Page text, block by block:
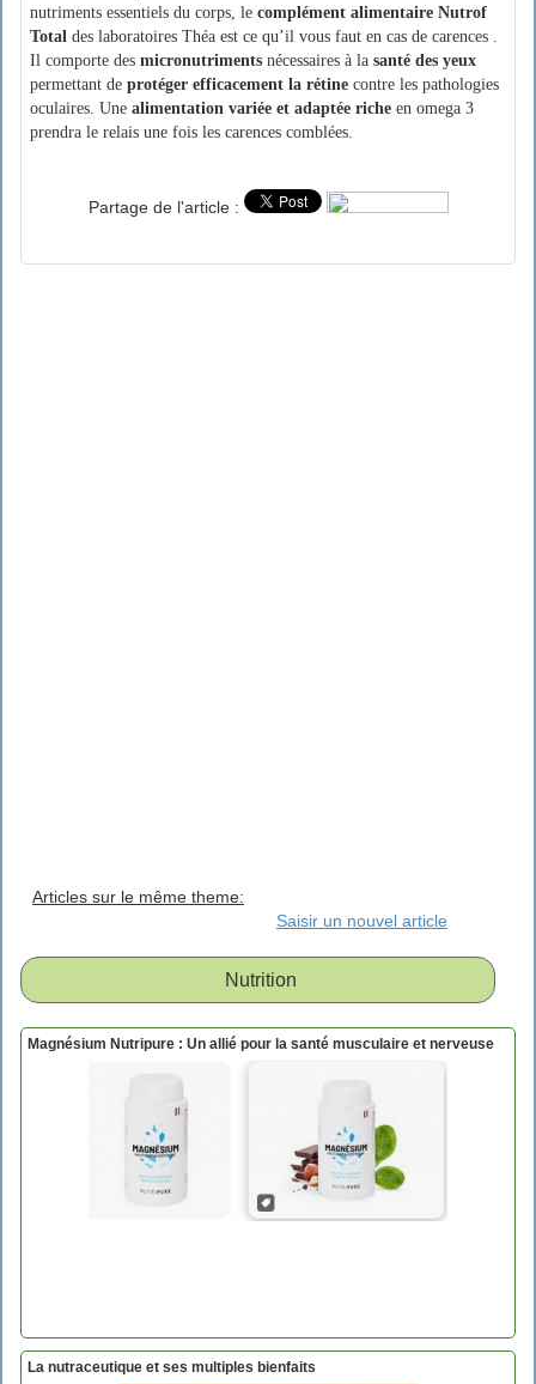
nutriments essentiels du corps, le complément alimentaire Nutrof
Total des laboratoires Théa est ce qu’il vous faut en cas de carences .
Il comporte des micronutriments nécessaires à la santé des yeux
permettant de protéger efficacement la rétine contre les pathologies
oculaires. Une alimentation variée et adaptée riche en omega 3
prendra le relais une fois les carences comblées.
Partage de l'article :
Articles sur le même theme:
Saisir un nouvel article
Nutrition
Magnésium Nutripure : Un allié pour la santé musculaire et nerveuse
La nutraceutique et ses multiples bienfaits